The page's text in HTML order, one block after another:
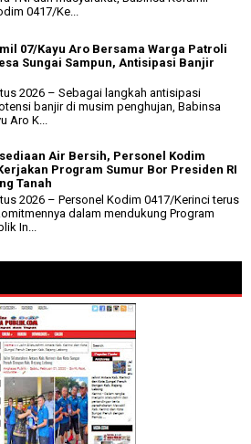
0417/Ke...
07/Kayu Aro Bersama Warga Patroli
Sungai Sampun, Antisipasi Banjir
2026 – Sebagai langkah antisipasi
banjir di musim penghujan, Babinsa
Aro K...
Air Bersih, Personel Kodim
Program Sumur Bor Presiden RI
Tanah
2026 – Personel Kodim 0417/Kerinci terus
dalam mendukung Program
In...